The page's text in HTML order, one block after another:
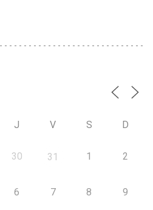
J V S D
30 31 1 2
6 7 8 9